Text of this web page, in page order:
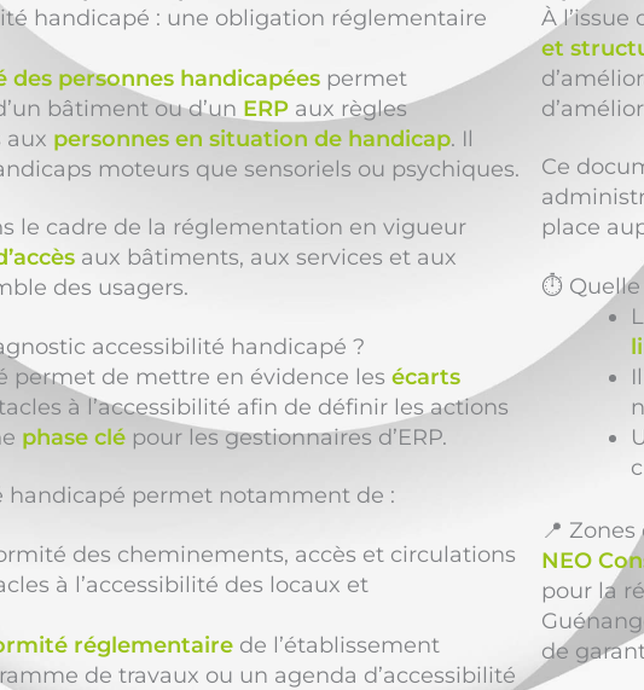
handicapé : une obligation réglementaire
personnes handicapées permet
bâtiment ou d’un ERP aux règles
aux personnes en situation de handicap. Il
moteurs que sensoriels ou psychiques.
le cadre de la réglementation en vigueur
aux bâtiments, aux services et aux
des usagers.
accessibilité handicapé ?
permet de mettre en évidence les écarts
à l’accessibilité afin de définir les actions
phase clé pour les gestionnaires d’ERP.
handicapé permet notamment de :
des cheminements, accès et circulations
à l’accessibilité des locaux et
réglementaire de l’établissement
de travaux ou un agenda d’accessibilité
À l’issue
et
Ce
place
⏱️ Quelle
📍
NEO
pour la
de